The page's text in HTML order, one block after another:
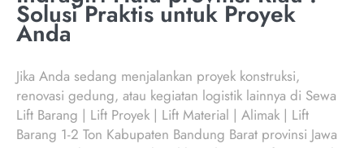
Solusi Praktis untuk Proyek
Anda
Jika Anda sedang menjalankan proyek konstruksi,
renovasi gedung, atau kegiatan logistik lainnya di Sewa
Lift Barang | Lift Proyek | Lift Material | Alimak | Lift
Barang 1-2 Ton Kabupaten Bandung Barat provinsi Jawa